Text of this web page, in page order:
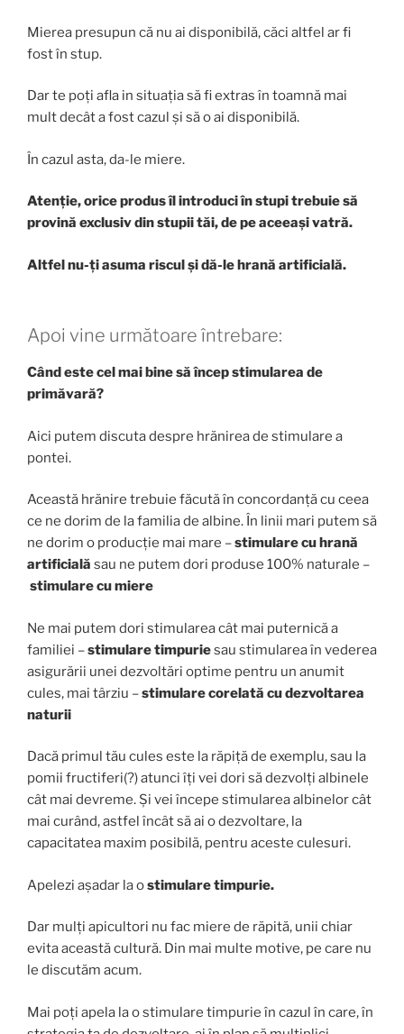
Mierea presupun că nu ai disponibilă, căci altfel ar fi
fost în stup.
Dar te poți afla in situația să fi extras în toamnă mai
mult decât a fost cazul și să o ai disponibilă.
În cazul asta, da-le miere.
Atenție, orice produs îl introduci în stupi trebuie să
provină exclusiv din stupii tăi, de pe aceeași vatră.
Altfel nu-ți asuma riscul și dă-le hrană artificială.
Apoi vine următoare întrebare:
Când este cel mai bine să încep stimularea de
primăvară?
Aici putem discuta despre hrănirea de stimulare a
pontei.
Această hrănire trebuie făcută în concordanță cu ceea
ce ne dorim de la familia de albine. În linii mari putem să
ne dorim o producție mai mare –stimulare cu hrană
artificială sau ne putem dori produse 100% naturale –
stimulare cu miere
Ne mai putem dori stimularea cât mai puternică a
familiei –stimulare timpuriesau stimularea în vederea
asigurării unei dezvoltări optime pentru un anumit
cules, mai târziu –stimulare corelată cu dezvoltarea
naturii
Dacă primul tău cules este la răpiță de exemplu, sau la
pomii fructiferi(?) atunci îți vei dori să dezvolți albinele
cât mai devreme. Și vei începe stimularea albinelor cât
mai curând, astfel încât să ai o dezvoltare, la
capacitatea maxim posibilă, pentru aceste culesuri.
Apelezi așadar la ostimulare timpurie.
Dar mulți apicultori nu fac miere de răpită, unii chiar
evita această cultură. Din mai multe motive, pe care nu
le discutăm acum.
Mai poți apela la o stimulare timpurie în cazul în care, în